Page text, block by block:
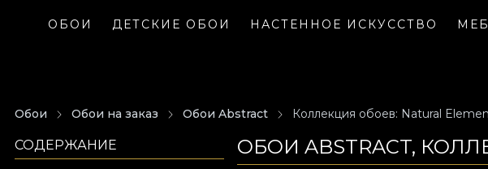
ОБОИ ДЕТСКИЕ ОБОИ НАСТЕННОЕ ИСКУССТВО
Обои Обои на заказ Обои Abstract Коллекция обоев: Natural
СОДЕРЖАНИЕ ОБОИ ABSTRACT,